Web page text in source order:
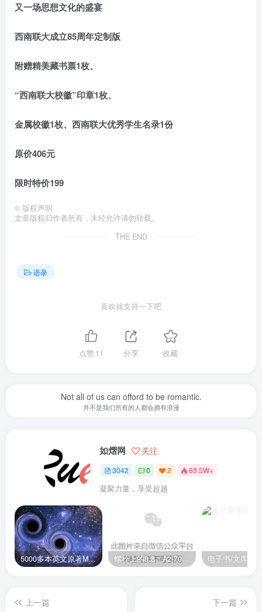
又一场思想文化的盛宴
西南联大成立85周年定制版
附赠精美藏书票1枚、
“西南联大校徽”印章1枚、
金属校徽1枚、西南联大优秀学生名录1份
原价406元
限时特价199
© 版权声明
文章版权归作者所有，未经允许请勿转载。
THE END
语录
喜欢就支持一下吧
点赞11 分享 收藏
Not all of us can offord to be romantic.
并不是我们所有的人都会拥有浪漫
如熠网 关注
3042 0 2 63.5W+
凝聚力量，享受超越
5000多本英文原著MOBI+AZW3格式电子书百度云网盘打包下载 螺栓上的8.8、A2-70是什么意思？ 电子书/文库
上一篇
下一篇